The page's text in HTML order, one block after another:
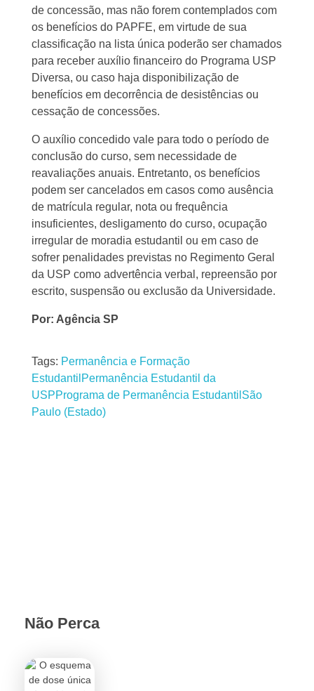
de concessão, mas não forem contemplados com
os benefícios do PAPFE, em virtude de sua
classificação na lista única poderão ser chamados
para receber auxílio financeiro do Programa USP
Diversa, ou caso haja disponibilização de
benefícios em decorrência de desistências ou
cessação de concessões.
O auxílio concedido vale para todo o período de
conclusão do curso, sem necessidade de
reavaliações anuais. Entretanto, os benefícios
podem ser cancelados em casos como ausência
de matrícula regular, nota ou frequência
insuficientes, desligamento do curso, ocupação
irregular de moradia estudantil ou em caso de
sofrer penalidades previstas no Regimento Geral
da USP como advertência verbal, repreensão por
escrito, suspensão ou exclusão da Universidade.
Por: Agência SP
Tags: Permanência e Formação
Estudantil Permanência Estudantil da
USPPrograma de Permanência Estudantil São
Paulo (Estado)
Não Perca